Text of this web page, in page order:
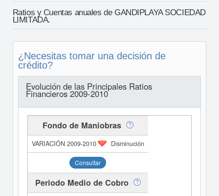
Ratios y Cuentas anuales de GANDIPLAYA SOCIEDAD
LIMITADA.
¿Necesitas tomar una decisión de
crédito?
Evolución de las Principales Ratios
Financieros 2009-2010
Fondo de Maniobras
Disminución
Consultar
Periodo Medio de Cobro